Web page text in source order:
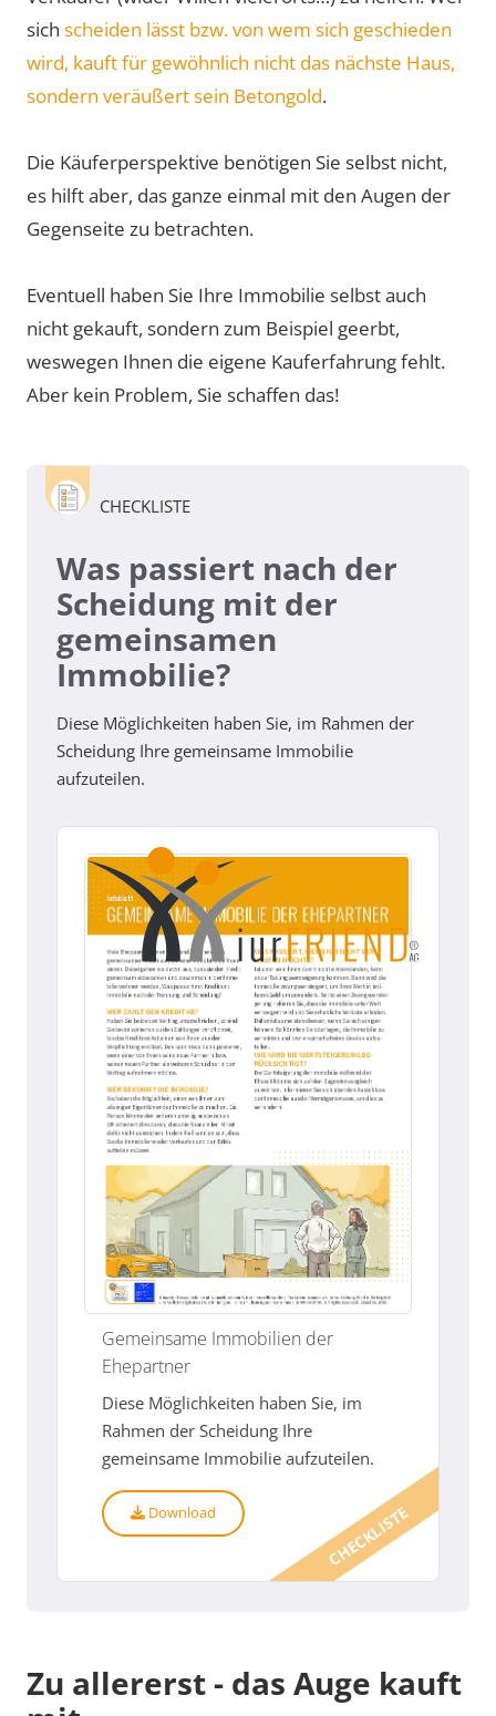
sich scheiden lässt bzw. von wem sich geschieden
wird, kauft für gewöhnlich nicht das nächste Haus,
sondern veräußert sein Betongold.
Die Käuferperspektive benötigen Sie selbst nicht,
es hilft aber, das ganze einmal mit den Augen der
Gegenseite zu betrachten.
Eventuell haben Sie Ihre Immobilie selbst auch
nicht gekauft, sondern zum Beispiel geerbt,
weswegen Ihnen die eigene Kauferfahrung fehlt.
Aber kein Problem, Sie schaffen das!
CHECKLISTE
Was passiert nach der
Scheidung mit der
gemeinsamen
Immobilie?
Diese Möglichkeiten haben Sie, im Rahmen der
Scheidung Ihre gemeinsame Immobilie
aufzuteilen.
CHECKLISTE
Gemeinsame Immobilien der
Ehepartner
Diese Möglichkeiten haben Sie, im
Rahmen der Scheidung Ihre
gemeinsame Immobilie aufzuteilen.
Download
Zu allererst - das Auge kauft